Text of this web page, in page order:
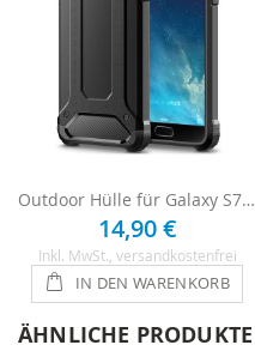
Outdoor Hülle für Galaxy S7 Edge - Schwarz
14,90 €
Inkl. MwSt. , versandkostenfrei
IN DEN WARENKORB
ÄHNLICHE PRODUKTE